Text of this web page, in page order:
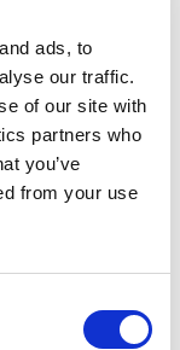
ads, to
our traffic.
of our site with
partners who
you’ve
from your use